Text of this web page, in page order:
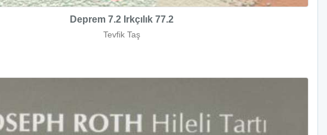
Deprem 7.2 Irkçılık 77.2
Tevfik Taş